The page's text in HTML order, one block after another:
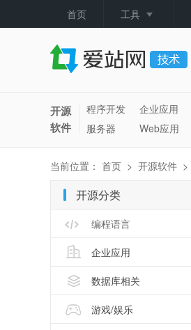
首页 工具
开源
软件
程序开发 企业应用
服务器
Web应用
当前位置： 首页 > 开源软件 >
开源分类
编程语言
企业应用
数据库相关
游戏/娱乐